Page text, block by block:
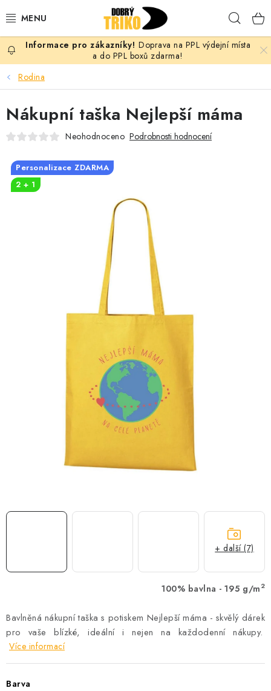
na
PRO ŽENY
PRO MUŽE
PRO DĚTI
PRO PÁRY
OKAMŽITĚ K ODBĚRU
MÁM SRDCE POMÁHÁM
Časté otázky
Doprava a platba
Doprava na PPL výdejní místa
a do PPL boxů zdarma!
Rodina
100% bavlna - 195 g/m 2
Bavlněná nákupní taška s potiskem Nejlepší máma - skvělý dárek
pro vaše blízké, ideální i nejen na každodenní nákupy.
Více informací
Barva
Nákupní taška Nejlepší máma
Neohodnoceno Podrobnosti hodnocení
Personalizace ZDARMA
2 + 1
+ další (7)